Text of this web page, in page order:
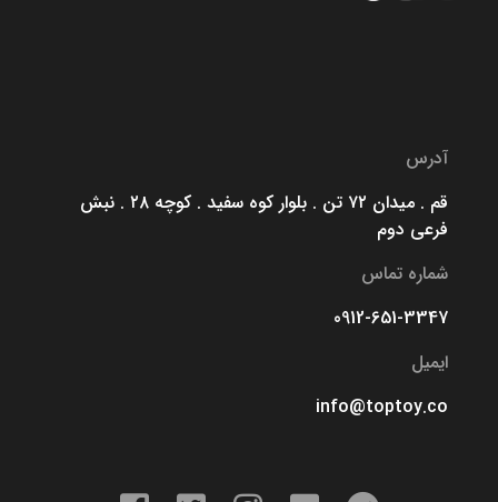
آدرس
قم . میدان ۷۲ تن . بلوار کوه سفید . کوچه ۲۸ . نبش
فرعی دوم
شماره تماس
0912-651-3347
ایمیل
info@toptoy.co